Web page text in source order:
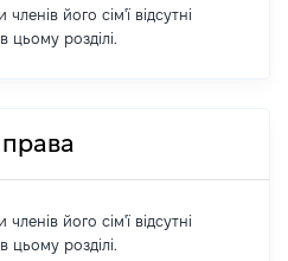
його сім'ї відсутні
цьому розділі.
його сім'ї відсутні
цьому розділі.